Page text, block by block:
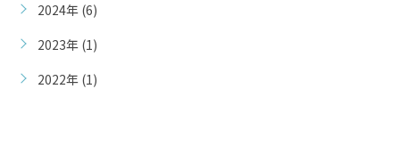
2024年 (6)
2023年 (1)
2022年 (1)